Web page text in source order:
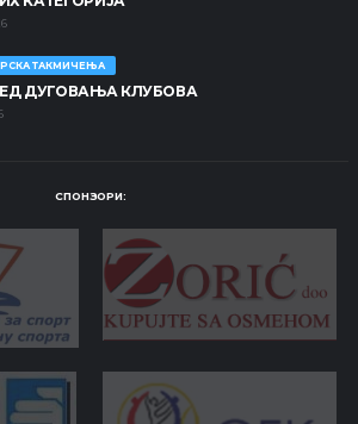
ТАКМИЧЕЊА
ДУГОВАЊА КЛУБОВА
СПОНЗОРИ: